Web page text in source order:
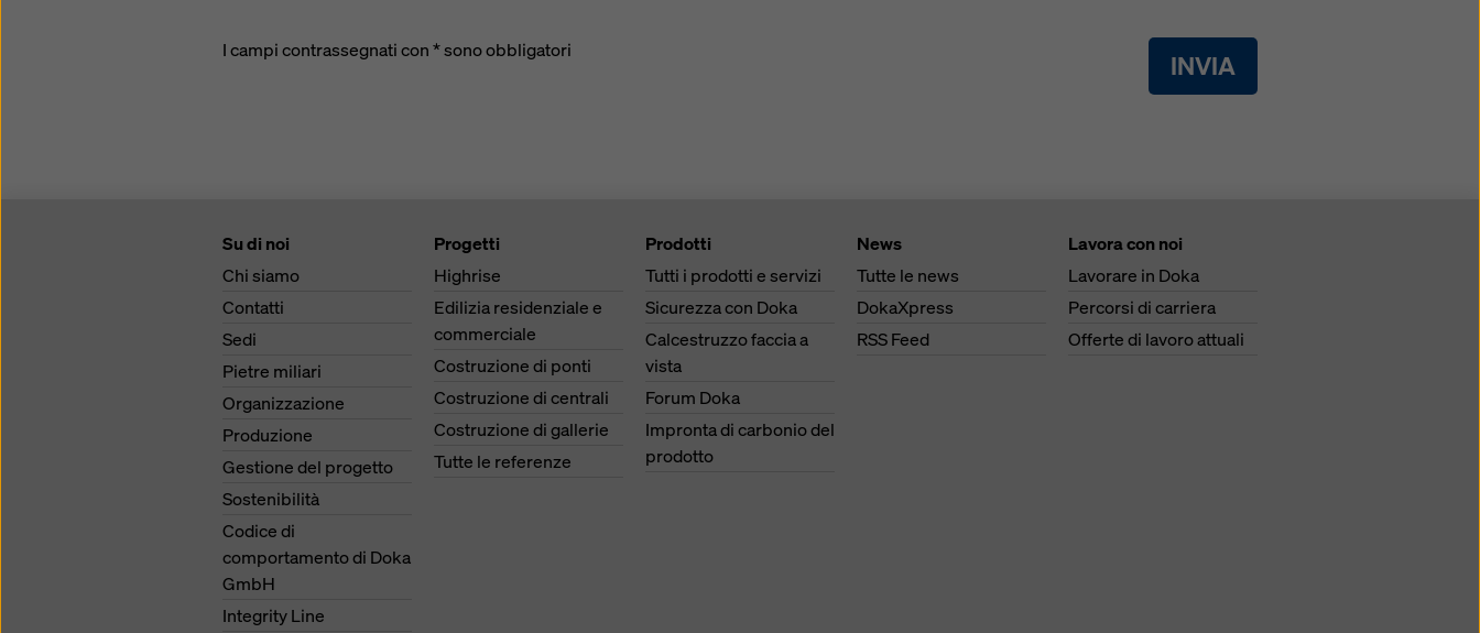
INVIA
I campi contrassegnati con * sono obbligatori
Su di noi
Chi siamo
Contatti
Sedi
Pietre miliari
Organizzazione
Produzione
Gestione del progetto
Sostenibilità
Codice di
comportamento di Doka
GmbH
Integrity Line
Progetti
Highrise
Edilizia residenziale e
commerciale
Costruzione di ponti
Costruzione di centrali
Costruzione di gallerie
Tutte le referenze
Prodotti
Tutti i prodotti e servizi
Sicurezza con Doka
Calcestruzzo faccia a
vista
Forum Doka
Impronta di carbonio del
prodotto
News
Tutte le news
DokaXpress
RSS Feed
Lavora con noi
Lavorare in Doka
Percorsi di carriera
Offerte di lavoro attuali